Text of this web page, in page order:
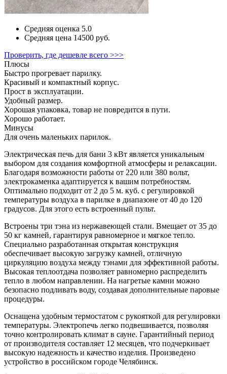
Средняя оценка 5.0
Средняя цена 14500 руб.
Проверить, где дешевле всего >>>
Плюсы
Быстро прогревает парилку.
Красивый и компактный корпус.
Прост в эксплуатации.
Удобный размер.
Хорошая упаковка, товар не повредится в пути.
Хорошо работает.
Минусы
Для очень маленьких парилок.
Электрическая печь для бани 3 кВт является уникальным
выбором для создания комфортной атмосферы и релаксации.
Благодаря возможности работы от 220 или 380 вольт,
электрокаменка адаптируется к вашим потребностям.
Оптимально подходит от 2 до 5 м. куб. с регулировкой
температуры воздуха в парилке в диапазоне от 40 до 120
градусов. Для этого есть встроенный пульт.
Встроены три тэна из нержавеющей стали. Вмещает от 35 до
50 кг камней, гарантируя равномерное и мягкое тепло.
Специально разработанная открытая конструкция
обеспечивает высокую загрузку камней, отличную
циркуляцию воздуха между тэнами для эффективной работы.
Высокая теплоотдача позволяет равномерно распределить
тепло в любом направлении. На нагретые камни можно
безопасно подливать воду, создавая дополнительные паровые
процедуры.
Оснащена удобным термостатом с рукояткой для регулировки
температуры. Электропечь легко подвешивается, позволяя
точно контролировать климат в сауне. Гарантийный период
от производителя составляет 12 месяцев, что подчеркивает
высокую надежность и качество изделия. Произведено
устройство в российском городе Челябинск.